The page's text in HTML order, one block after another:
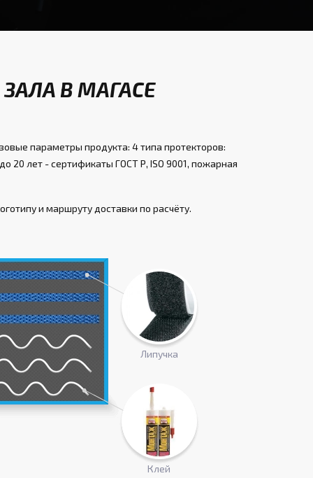
В МАГАСЕ
параметры продукта: 4 типа протекторов:
20 лет - сертификаты ГОСТ Р, ISO 9001, пожарная
и маршруту доставки по расчёту.
Липучка
Клей